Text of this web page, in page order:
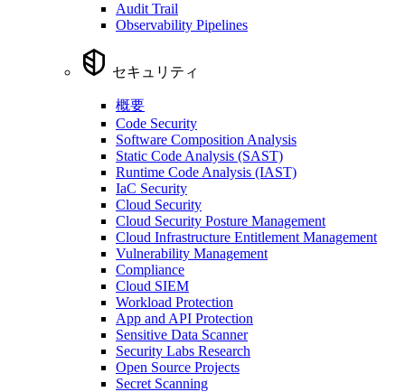
Audit Trail
Observability Pipelines
セキュリティ
概要
Code Security
Software Composition Analysis
Static Code Analysis (SAST)
Runtime Code Analysis (IAST)
IaC Security
Cloud Security
Cloud Security Posture Management
Cloud Infrastructure Entitlement Management
Vulnerability Management
Compliance
Cloud SIEM
Workload Protection
App and API Protection
Sensitive Data Scanner
Security Labs Research
Open Source Projects
Secret Scanning